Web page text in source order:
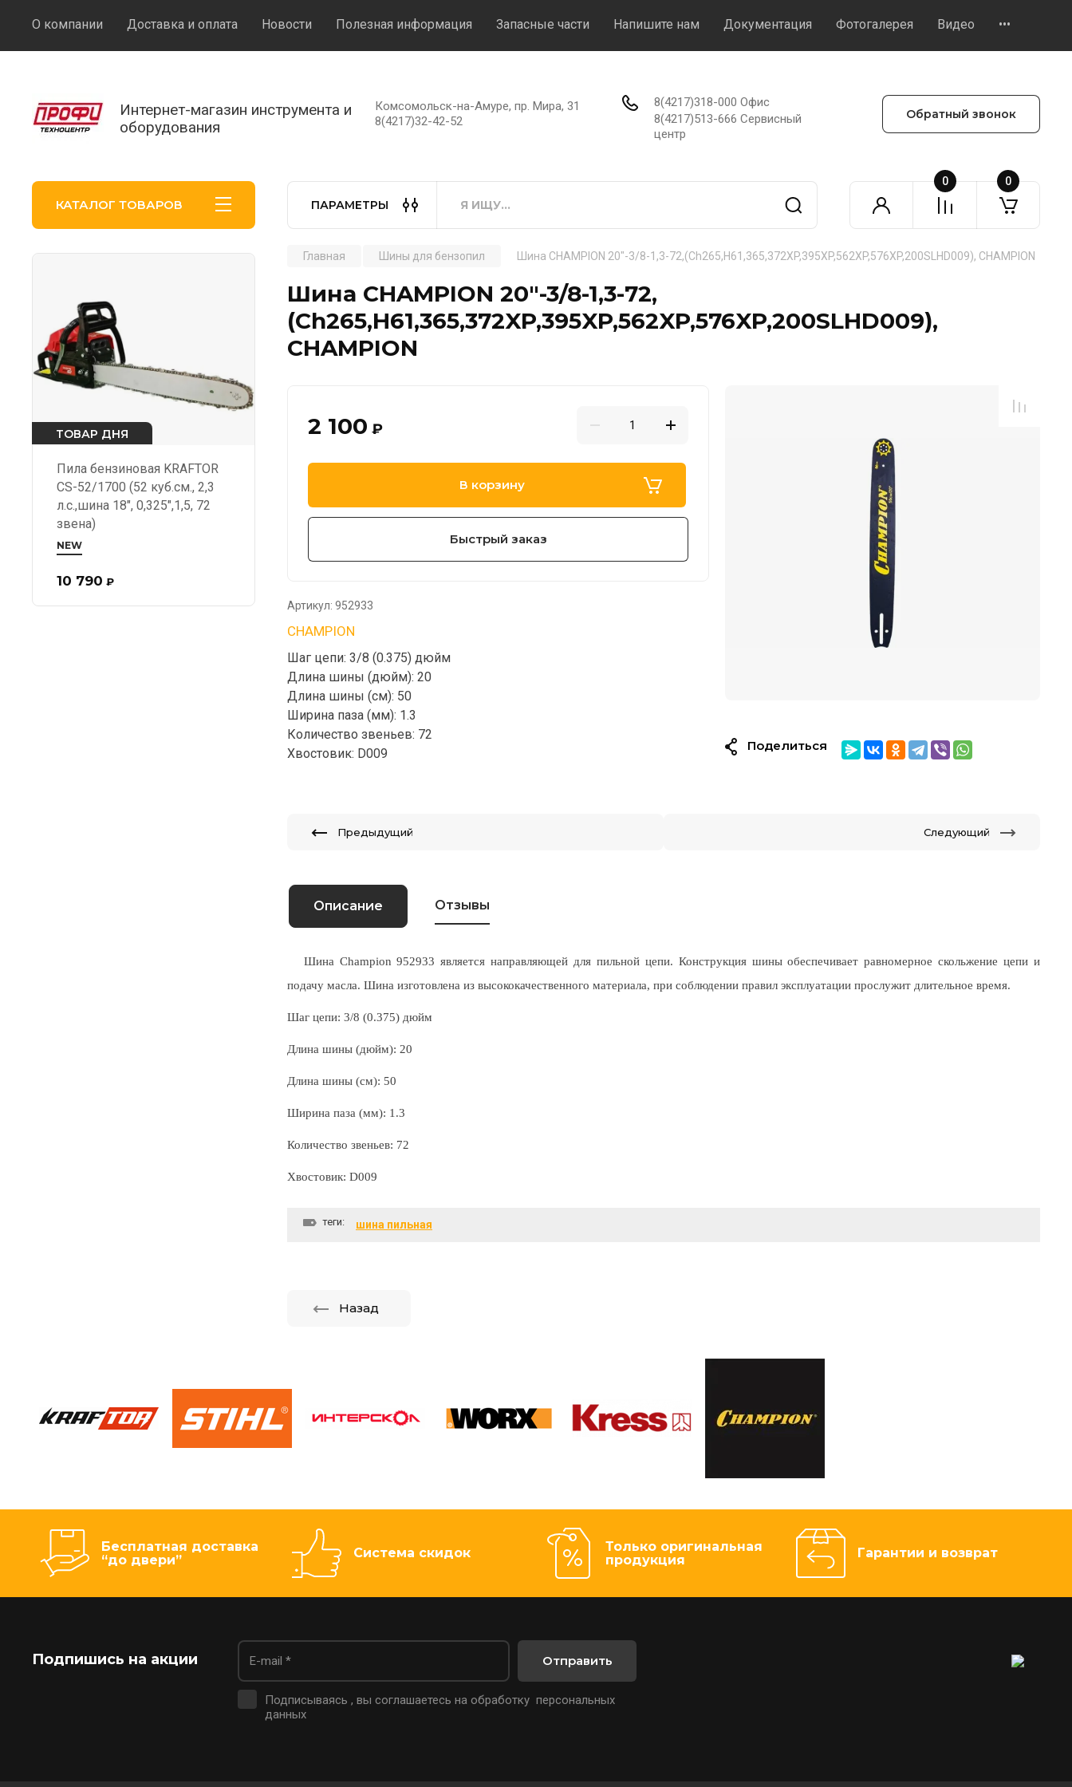
О компании Доставка и оплата Новости Полезная информация Запасные части Напишите нам Документация Фотогалерея Видео •••
Интернет-магазин инструмента и
оборудования
Комсомольск-на-Амуре, пр. Мира, 31
8(4217)32-42-52
8(4217)318-000 Офис
8(4217)513-666 Сервисный
центр
Обратный звонок
КАТАЛОГ ТОВАРОВ ПАРАМЕТРЫ
0 0
ТОВАР ДНЯ
Пила бензиновая KRAFTOR
CS-52/1700 (52 куб.см., 2,3
л.с.,шина 18", 0,325",1,5, 72
звена)
NEW
10 790 ₽
Главная Шины для бензопил Шина CHAMPION 20"-3/8-1,3-72,(Ch265,H61,365,372XP,395XP,562XP,576XP,200SLHD009), CHAMPION
Шина CHAMPION 20"-3/8-1,3-72,
(Ch265,H61,365,372XP,395XP,562XP,576XP,200SLHD009),
CHAMPION
2 100 ₽
В корзину
Быстрый заказ
Артикул: 952933
CHAMPION
Шаг цепи: 3/8 (0.375) дюйм
Длина шины (дюйм): 20
Длина шины (см): 50
Ширина паза (мм): 1.3
Количество звеньев: 72
Хвостовик: D009
Поделиться
Предыдущий Следующий
Описание Отзывы
Шина Champion 952933 является направляющей для пильной цепи. Конструкция шины обеспечивает равномерное скольжение цепи и
подачу масла. Шина изготовлена из высококачественного материала, при соблюдении правил эксплуатации прослужит длительное время.
Шаг цепи: 3/8 (0.375) дюйм
Длина шины (дюйм): 20
Длина шины (см): 50
Ширина паза (мм): 1.3
Количество звеньев: 72
Хвостовик: D009
теги: шина пильная
Назад
Бесплатная доставка
“до двери”
Система скидок
Только оригинальная
продукция
Гарантии и возврат
Подпишись на акции
Подписываясь , вы соглашаетесь на обработку персональных
данных
Отправить